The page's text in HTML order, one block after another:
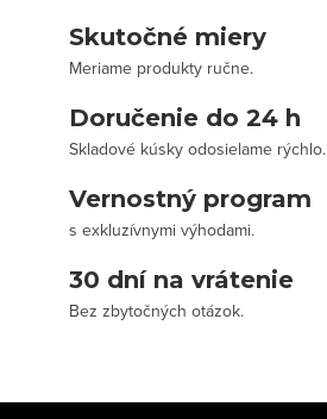
Skutočné miery
Meriame produkty ručne.
Doručenie do 24 h
Skladové kúsky odosielame rýchlo.
Vernostný program
s exkluzívnymi výhodami.
30 dní na vrátenie
Bez zbytočných otázok.